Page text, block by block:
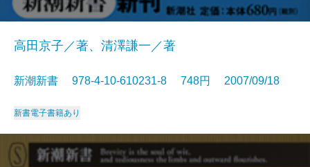
高田京子／著、清澤謙一／著
新潮新書 978-4-10-610231-8 748円 2007/09/18
新書電子書籍あり